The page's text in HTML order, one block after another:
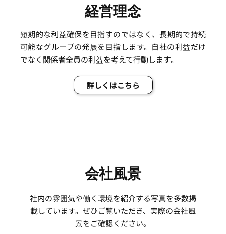
経営理念
短期的な利益確保を目指すのではなく、長期的で持続
可能なグループの発展を目指します。自社の利益だけ
でなく関係者全員の利益を考えて行動します。
詳しくはこちら
会社風景
社内の雰囲気や働く環境を紹介する写真を多数掲
載しています。ぜひご覧いただき、実際の会社風
景をご確認ください。